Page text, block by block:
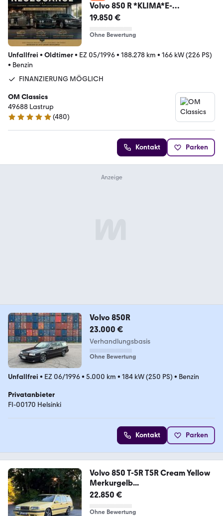
Volvo 850 R *KLIMA*E-
SITZE*SHZ*TOP*GARANTIE*
19.850 €
Ohne Bewertung
Unfallfrei • Oldtimer• EZ 05/1996• 188.278 km • 166 kW (226 PS)
• Benzin
FINANZIERUNG MÖGLICH
OM Classics
49688 Lastrup
4.8 Sterne
(480)
Kontakt Parken
Volvo 850R
23.000 €
Verhandlungsbasis
Ohne Bewertung
Unfallfrei • EZ 06/1996• 5.000 km • 184 kW (250 PS) • Benzin
Privatanbieter
FI-00170 Helsinki
Kontakt Parken
Volvo 850 T-5R T5R Cream Yellow
Merkurgelb...
22.850 €
Ohne Bewertung